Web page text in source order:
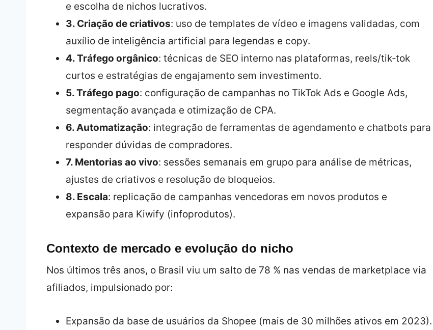
e escolha de nichos lucrativos.
3. Criação de criativos: uso de templates de vídeo e imagens validadas, com
auxílio de inteligência artificial para legendas e copy.
4. Tráfego orgânico: técnicas de SEO interno nas plataformas, reels/tik‑tok
curtos e estratégias de engajamento sem investimento.
5. Tráfego pago: configuração de campanhas no TikTok Ads e Google Ads,
segmentação avançada e otimização de CPA.
6. Automatização: integração de ferramentas de agendamento e chatbots para
responder dúvidas de compradores.
7. Mentorias ao vivo: sessões semanais em grupo para análise de métricas,
ajustes de criativos e resolução de bloqueios.
8. Escala: replicação de campanhas vencedoras em novos produtos e
expansão para Kiwify (infoprodutos).
Contexto de mercado e evolução do nicho
Nos últimos três anos, o Brasil viu um salto de 78 % nas vendas de marketplace via
afiliados, impulsionado por:
Expansão da base de usuários da Shopee (mais de 30 milhões ativos em 2023).